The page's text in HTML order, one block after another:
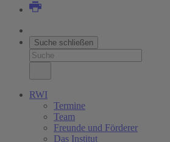
Suche schließen
RWI
Termine
Team
Freunde und Förderer
Das Institut